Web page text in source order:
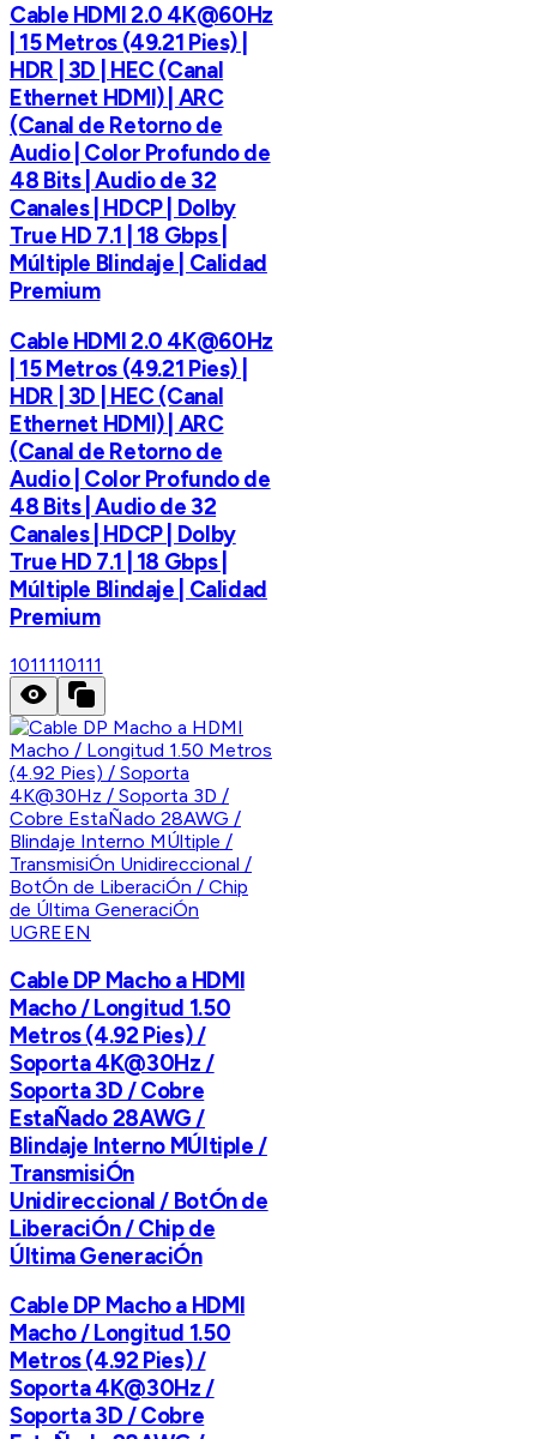
Cable HDMI 2.0 4K@60Hz
| 15 Metros (49.21 Pies) |
HDR | 3D | HEC (Canal
Ethernet HDMI) | ARC
(Canal de Retorno de
Audio | Color Profundo de
48 Bits | Audio de 32
Canales | HDCP | Dolby
True HD 7.1 | 18 Gbps |
Múltiple Blindaje | Calidad
Premium
Cable HDMI 2.0 4K@60Hz
| 15 Metros (49.21 Pies) |
HDR | 3D | HEC (Canal
Ethernet HDMI) | ARC
(Canal de Retorno de
Audio | Color Profundo de
48 Bits | Audio de 32
Canales | HDCP | Dolby
True HD 7.1 | 18 Gbps |
Múltiple Blindaje | Calidad
Premium
1011110111
UGREEN
Cable DP Macho a HDMI
Macho / Longitud 1.50
Metros (4.92 Pies) /
Soporta 4K@30Hz /
Soporta 3D / Cobre
EstaÑado 28AWG /
Blindaje Interno MÚltiple /
TransmisiÓn
Unidireccional / BotÓn de
LiberaciÓn / Chip de
Última GeneraciÓn
Cable DP Macho a HDMI
Macho / Longitud 1.50
Metros (4.92 Pies) /
Soporta 4K@30Hz /
Soporta 3D / Cobre